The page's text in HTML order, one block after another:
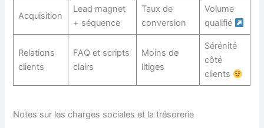
Acquisition
Lead magnet
+ séquence
Taux de
conversion
Volume
qualifié
Relations
clients
FAQ et scripts
clairs
Moins de
litiges
Sérénité
côté
clients
Notes sur les charges sociales et la trésorerie